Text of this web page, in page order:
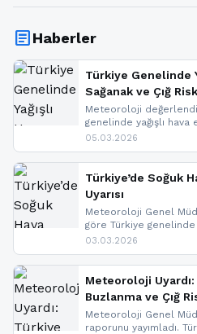
articleHaberler
Türkiye Genelinde
Sağanak ve Çığ
Meteoroloji
genelinde yağışlı
bölgelerinde kar
ise çığ tehlikesi
nedeniyle görüş
yaşanabileceği
05.03.2026
Türkiye’de Soğuk
Uyarısı
Meteoroloji Genel
göre Türkiye
oluyor. Birçok il için kar
03.03.2026
Meteoroloji
Buzlanma ve Çığ
Meteoroloji Genel
raporunu yayımladı.